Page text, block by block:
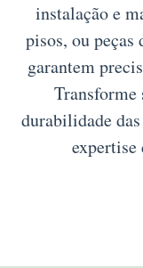
instalação e
pisos, ou peças
garantem
Transforme
durabilidade
expertise